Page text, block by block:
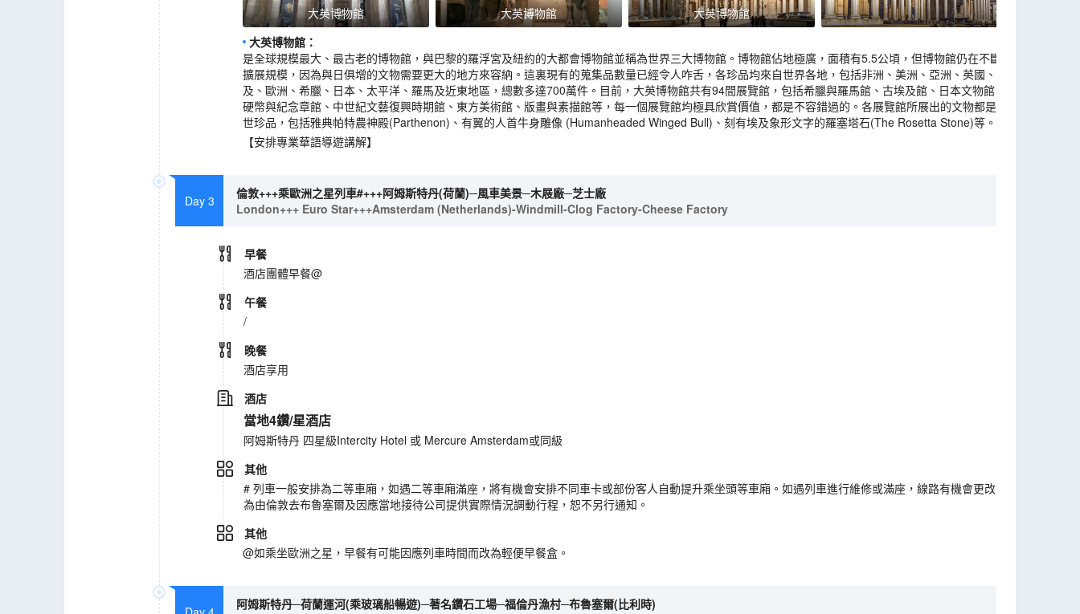
大英博物館 大英博物館
大英博物館
大英博物館 ：
是全球規模最大、最古老的博物館，與巴黎的羅浮宮及紐約的大都會博物館並稱為世界三大博物館。博物館佔地極廣，面積有5.5公頃，但博物館仍在不斷
擴展規模，因為與日俱增的文物需要更大的地方來容納。這裏現有的蒐集品數量已經令人咋舌，各珍品均來自世界各地，包括非洲、美洲、亞洲、英國、埃
及、歐洲、希臘、日本、太平洋、羅馬及近東地區，總數多達700萬件。目前，大英博物館共有94間展覽館，包括希臘與羅馬館、古埃及館、日本文物館、
硬幣與紀念章館、中世紀文藝復興時期館、東方美術館、版畫與素描館等，每一個展覽館均極具欣賞價值，都是不容錯過的。各展覽館所展出的文物都是稀
世珍品，包括雅典帕特農神殿(Parthenon)、有翼的人首牛身雕像 (Humanheaded Winged Bull)、刻有埃及象形文字的羅塞塔石(The Rosetta Stone)等。
【安排專業華語導遊講解】
Day 3
倫敦+++乘歐洲之星列車#+++阿姆斯特丹(荷蘭)─風車美景─木屐廠─芝士廠
London+++ Euro Star+++Amsterdam (Netherlands)-Windmill-Clog Factory-Cheese Factory
早餐
酒店團體早餐@
午餐
/
晚餐
酒店享用
酒店
當地4鑽/星酒店
阿姆斯特丹 四星級Intercity Hotel 或 Mercure Amsterdam或同級
其他
# 列車一般安排為二等車廂，如遇二等車廂滿座，將有機會安排不同車卡或部份客人自動提升乘坐頭等車廂。如遇列車進行維修或滿座，線路有機會更改
為由倫敦去布魯塞爾及因應當地接待公司提供實際情況調動行程，恕不另行通知。
其他
@如乘坐歐洲之星，早餐有可能因應列車時間而改為輕便早餐盒。
阿姆斯特丹─荷蘭運河(乘玻璃船暢遊)─著名鑽石工場─福倫丹漁村─布魯塞爾(比利時)